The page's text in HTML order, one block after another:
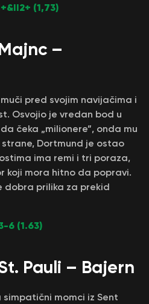
(1,73)
–
pred svojim navijačima i
Osvojio je vredan bod u
čeka „milionere”, onda mu
Dortmund je ostao
ima remi i tri poraza,
koji mora hitno da popravi.
dobra prilika za prekid
6 (1.63)
Pauli – Bajern
momci iz Sent